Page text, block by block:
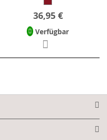
36,95 €
Verfügbar